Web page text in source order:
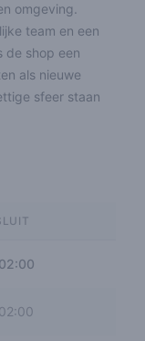
omgeving.
team en een
de shop een
als nieuwe
sfeer staan
02:00
02:00